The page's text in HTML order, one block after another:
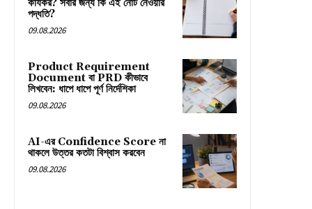
কার্যকর? সবার জন্য কি এই নোট নেওয়ার
পদ্ধতি?
09.08.2026
Product Requirement
Document বা PRD কীভাবে
লিখবেন: ধাপে ধাপে পূর্ণ নির্দেশিকা
09.08.2026
AI-এর Confidence Score না
থাকলে উত্তর কতটা বিশ্বাস করবেন
09.08.2026